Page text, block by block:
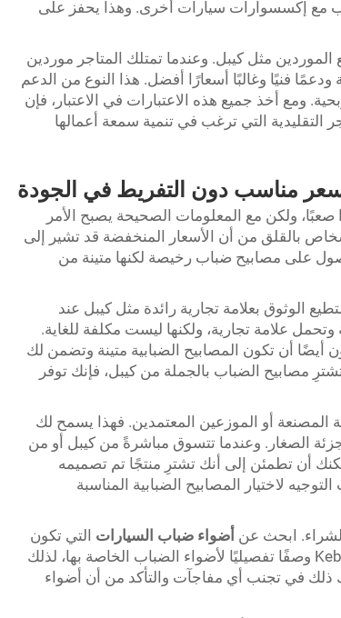
مع إكسسوارات سيارات أخرى. وهذا يحفز على
الموردين مثل كيبل. وعندما تمتلك المتاجر موردين
فنيًا وغالبًا أسعارًا أفضل. هذا النوع من الدعم
ومع أخذ جميع هذه الاعتبارات في الاعتبار، فإن
التقليدية التي ترغب في تنمية سمعة أعمالها
مناسب دون التفريط في الجودة
ولكن مع المعلومات الصحيحة يصبح الأمر
بالقلق من أن الأسعار المنخفضة قد تشير إلى
على مصابيح ضباب رخيصة لكنها متينة من
الوثوق بعلامة تجارية رائدة مثل كيبل عند
علامة تجارية، ولكنها ليست مكلفة للغاية.
أيضًا أن تكون المصابيح الضبابية متينة وتضمن لك
مصابيح الضباب بالجملة من كيبل، فإنك توفر
أو الموزعين المعتمدين. فهذا يسمح لك
الصغار. وعندما تتسوق مباشرةً من كيبل أو من
أن تطمئن إلى أنك تشترِ منتجًا تم تصميمه
لاختيار المصابيح الضبابية المناسبة
ابحث عن أضواء ضباب السيارات التي تكون
ساطعة وسهلة التركيب ومقاومة للعوامل الجوية. قدمت Kebel وصفًا تفصيليًا لأضواء الضباب الخاصة بها، لذلك
في تجنب أي مفاجآت والتأكد من أن أضواء